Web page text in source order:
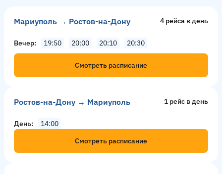
Мариуполь → Ростов-на-Дону 4 рейсa в день
Вечер 19:50 20:00 20:10 20:30
Смотреть расписание
Ростов-на-Дону → Мариуполь 1 рейс в день
День
14:00
Смотреть расписание